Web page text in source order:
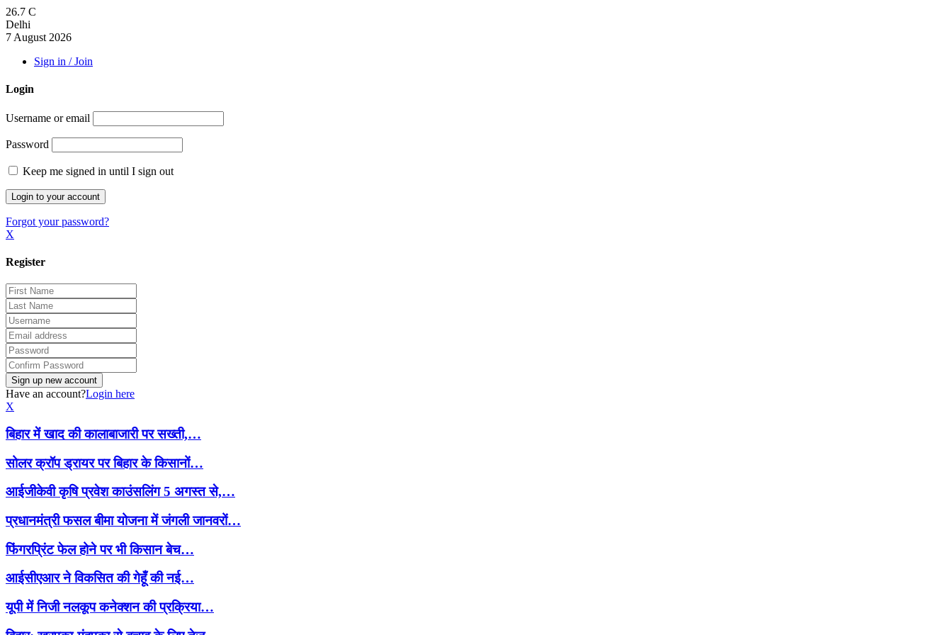
26.7 C
Delhi
7 August 2026
Sign in / Join
Login
Username or email
Password
Keep me signed in until I sign out
Forgot your password?
X
Register
Have an account?Login here
X
बिहार में खाद की कालाबाजारी पर सख्ती,…
सोलर क्रॉप ड्रायर पर बिहार के किसानों…
आईजीकेवी कृषि प्रवेश काउंसलिंग 5 अगस्त से,…
प्रधानमंत्री फसल बीमा योजना में जंगली जानवरों…
फिंगरप्रिंट फेल होने पर भी किसान बेच…
आईसीएआर ने विकसित की गेहूँ की नई…
यूपी में निजी नलकूप कनेक्शन की प्रक्रिया…